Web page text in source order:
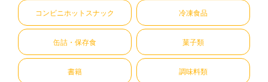
コンビニホットスナック 冷凍食品
缶詰・保存食 菓子類
書籍 調味料類